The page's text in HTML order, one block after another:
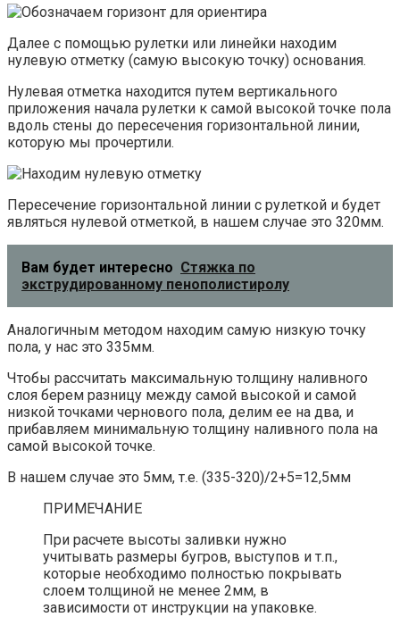
Далее с помощью рулетки или линейки находим
нулевую отметку (самую высокую точку) основания.
Нулевая отметка находится путем вертикального
приложения начала рулетки к самой высокой точке пола
вдоль стены до пересечения горизонтальной линии,
которую мы прочертили.
Пересечение горизонтальной линии с рулеткой и будет
являться нулевой отметкой, в нашем случае это 320мм.
Вам будет интересно Стяжка по
экструдированному пенополистиролу
Аналогичным методом находим самую низкую точку
пола, у нас это 335мм.
Чтобы рассчитать максимальную толщину наливного
слоя берем разницу между самой высокой и самой
низкой точками чернового пола, делим ее на два, и
прибавляем минимальную толщину наливного пола на
самой высокой точке.
В нашем случае это 5мм, т.е. (335-320)/2+5=12,5мм
ПРИМЕЧАНИЕ
При расчете высоты заливки нужно
учитывать размеры бугров, выступов и т.п.,
которые необходимо полностью покрывать
слоем толщиной не менее 2мм, в
зависимости от инструкции на упаковке.